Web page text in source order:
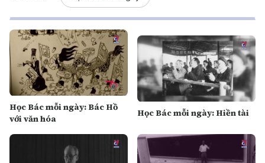
Học Bác mỗi ngày: Bác Hồ
với văn hóa
Học Bác mỗi ngày: Hiền tài